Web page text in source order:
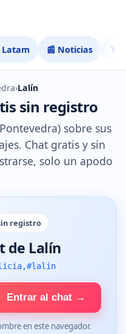
Latam 📰 Noticias 🏅
›Lalín
sin registro
sobre sus
Chat gratis y sin
solo un apodo
registro
de Lalín
Entrar al chat →
en este navegador.